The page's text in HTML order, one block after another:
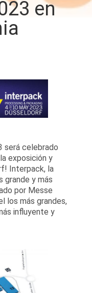
en
será celebrado
exposición y
Interpack, la
grande y más
por Messe
los más grandes,
influyente y